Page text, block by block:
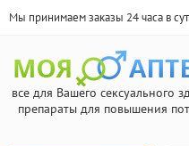
Мы принимаем заказы 24 часа в
все для Вашего сексуального
препараты для повышения